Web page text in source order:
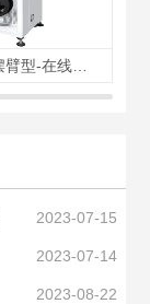
JYX-9009摆臂型-在线式编带机
2023-07-15
2023-07-14
2023-08-22